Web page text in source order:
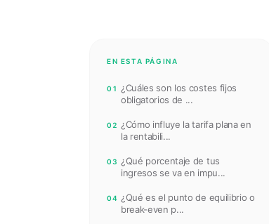
EN ESTA PÁGINA
01
¿Cuáles son los costes fijos
obligatorios de ...
02 ¿Cómo influye la tarifa plana en
la rentabili...
03 ¿Qué porcentaje de tus
ingresos se va en impu...
04 ¿Qué es el punto de equilibrio o
break-even p...